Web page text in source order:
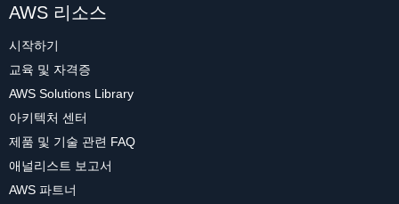
AWS 리소스
시작하기
교육 및 자격증
AWS Solutions Library
아키텍처 센터
제품 및 기술 관련 FAQ
애널리스트 보고서
AWS 파트너